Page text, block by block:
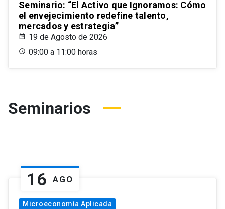
Seminario: “El Activo que Ignoramos: Cómo
el envejecimiento redefine talento,
mercados y estrategia”
19 de Agosto de 2026
09:00 a 11:00 horas
Seminarios
16 AGO
Microeconomía Aplicada